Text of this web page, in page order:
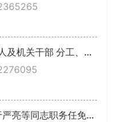
关于印发《2025年度党政负责人及机关干部 分工、办点安排》的通知
中共华容县注滋口镇委员会关于严亮等同志职务任免的通知